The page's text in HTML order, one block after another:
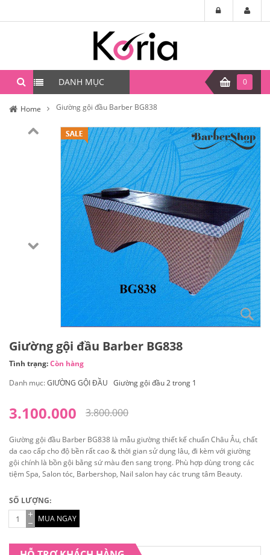
DANH MỤC 0
Home Giường gội đầu Barber BG838
Giường gội đầu Barber BG838
Tình trạng:Còn hàng
Danh mục:GIƯỜNG GỘI ĐẦU Giường gội đầu 2 trong 1
3.800.000
3.100.000
Giường gội đầu Barber BG838 là mẫu giường thiết kế chuẩn Châu Âu, chất
da cao cấp cho độ bền rất cao & thời gian sử dụng lâu, đi kèm với giường
gội chính là bồn gội bằng sứ màu đen sang trọng. Phù hợp dùng trong các
tiệm Spa, Salon tóc, Barbershop, Nail salon hay các trung tâm Beauty.
SỐ LƯỢNG:
MUA NGAY